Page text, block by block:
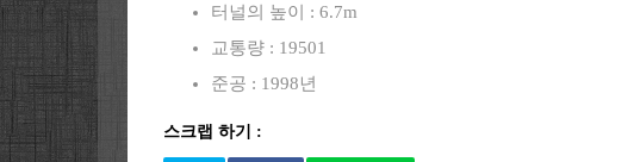
터널의 높이 : 6.7m
교통량 : 19501
준공 : 1998년
스크랩 하기 :